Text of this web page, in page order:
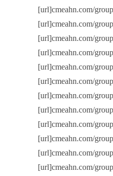
[url]cmeahn.com/
[url]cmeahn.com/
[url]cmeahn.com/
[url]cmeahn.com/
[url]cmeahn.com/
[url]cmeahn.com/
[url]cmeahn.com/
[url]cmeahn.com/
[url]cmeahn.com/
[url]cmeahn.com/
[url]cmeahn.com/
[url]cmeahn.com/